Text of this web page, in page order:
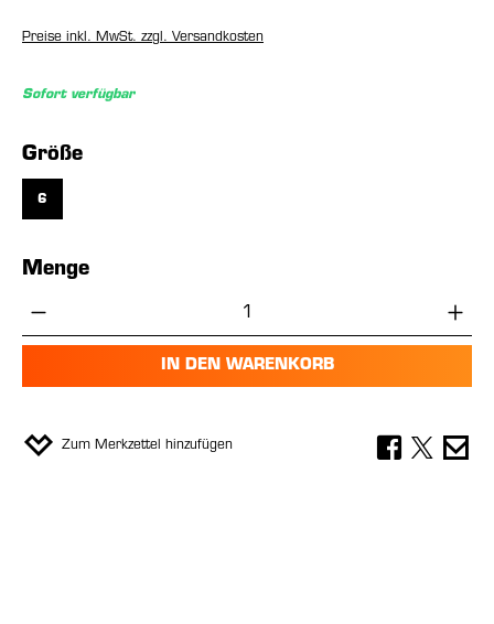
Preise inkl. MwSt. zzgl. Versandkosten
Sofort verfügbar
Größeauswählen
6
Menge
Produkt Anzahl: Gib den gewünschten
IN DEN WARENKORB
Zum Merkzettel hinzufügen